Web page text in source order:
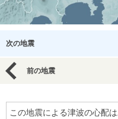
次の地震
前の地震
この地震による津波の心配は